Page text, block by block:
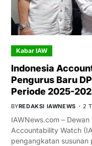
Kabar IAW
Indonesia
Pengurus Baru
Periode 2025-
BYREDAKSI IAWNEWS 2
IAWNews.com –
Accountability Watch
pengangkatan susunan